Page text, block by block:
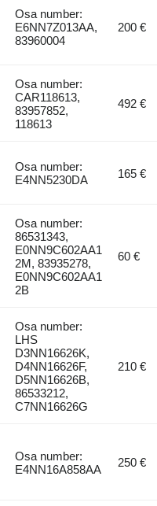
Osa number:
E6NN7Z013AA,
83960004
200 €
Osa number:
CAR118613,
83957852,
118613
492 €
Osa number:
E4NN5230DA
165 €
Osa number:
86531343,
E0NN9C602AA1
2M, 83935278,
E0NN9C602AA1
2B
60 €
Osa number:
LHS
D3NN16626K,
D4NN16626F,
D5NN16626B,
86533212,
C7NN16626G
210 €
Osa number:
E4NN16A858AA
250 €